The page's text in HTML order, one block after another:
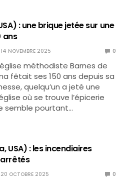
: une brique jetée sur une
ans
14 NOVEMBRE 2025 0
méthodiste Barnes de
fêtait ses 150 ans depuis sa
quelqu’un a jeté une
où se trouve l’épicerie
semble pourtant…
USA) : les incendiaires
arrêtés
20 OCTOBRE 2025 0